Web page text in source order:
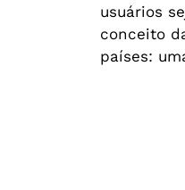
usuários
conceito
países: